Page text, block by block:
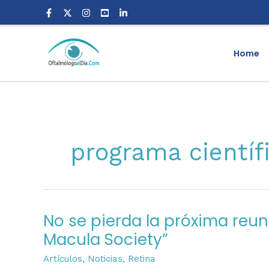
Home
programa
No se pierda la próxima
Macula Society”
Artículos, Noticias, Retina
No
se
pierda
la